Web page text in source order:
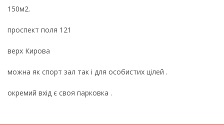
150м2.
проспект поля 121
верх Кирова
можна як спорт зал так і для особистих цілей .
окремий вхід є своя парковка .